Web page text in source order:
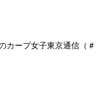
カープ女子東京通信（